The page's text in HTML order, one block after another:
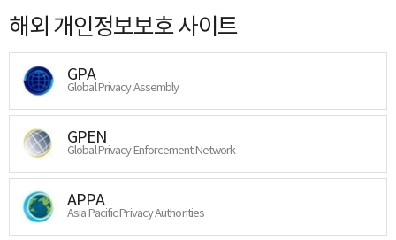
해외 개인정보보호 사이트
GPA
Global Privacy Assembly
GPEN
Global Privacy Enforcement Network
APPA
Asia Pacific Privacy Authorities